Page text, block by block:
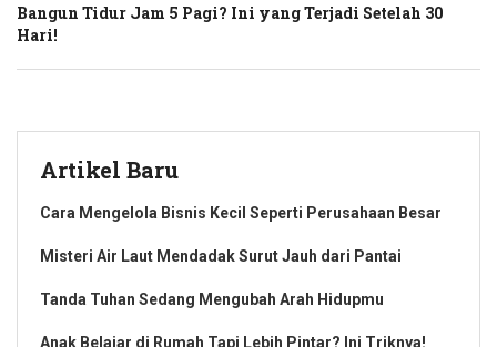
Bangun Tidur Jam 5 Pagi? Ini yang Terjadi Setelah 30
Hari!
Artikel Baru
Cara Mengelola Bisnis Kecil Seperti Perusahaan Besar
Misteri Air Laut Mendadak Surut Jauh dari Pantai
Tanda Tuhan Sedang Mengubah Arah Hidupmu
Anak Belajar di Rumah Tapi Lebih Pintar? Ini Triknya!